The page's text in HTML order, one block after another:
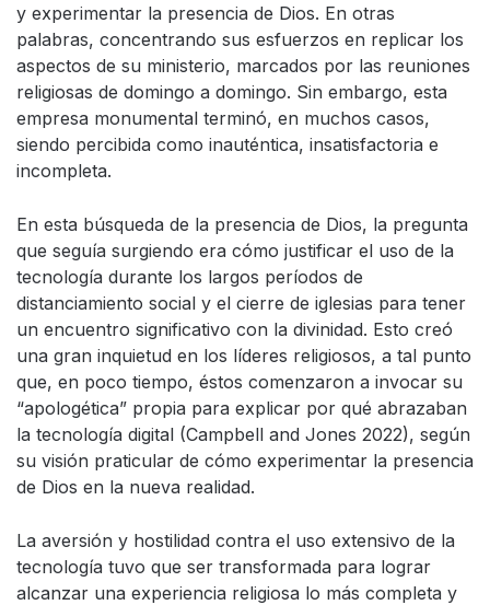
y experimentar la presencia de Dios. En otras
palabras, concentrando sus esfuerzos en replicar los
aspectos de su ministerio, marcados por las reuniones
religiosas de domingo a domingo. Sin embargo, esta
empresa monumental terminó, en muchos casos,
siendo percibida como inauténtica, insatisfactoria e
incompleta.
En esta búsqueda de la presencia de Dios, la pregunta
que seguía surgiendo era cómo justificar el uso de la
tecnología durante los largos períodos de
distanciamiento social y el cierre de iglesias para tener
un encuentro significativo con la divinidad. Esto creó
una gran inquietud en los líderes religiosos, a tal punto
que, en poco tiempo, éstos comenzaron a invocar su
“apologética” propia para explicar por qué abrazaban
la tecnología digital (Campbell and Jones 2022), según
su visión praticular de cómo experimentar la presencia
de Dios en la nueva realidad.
La aversión y hostilidad contra el uso extensivo de la
tecnología tuvo que ser transformada para lograr
alcanzar una experiencia religiosa lo más completa y